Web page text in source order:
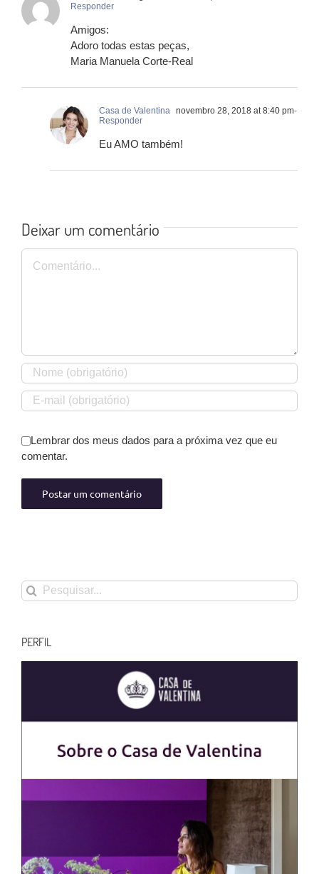
Responder
Amigos:
Adoro todas estas peças,
Maria Manuela Corte-Real
Casa de Valentina novembro 28, 2018 at 8:40 pm-
Responder
Eu AMO também!
Deixar um comentário
Comentário
Lembrar dos meus dados para a próxima vez que eu
comentar.
Buscar
resultados
PERFIL